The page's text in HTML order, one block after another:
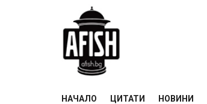
НАЧАЛО ЦИТАТИ НОВИНИ